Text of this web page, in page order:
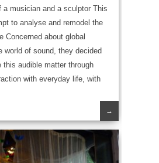
a musician and a sculptor This
to analyse and remodel the
Concerned about global
world of sound, they decided
this audible matter through
with everyday life, with
→